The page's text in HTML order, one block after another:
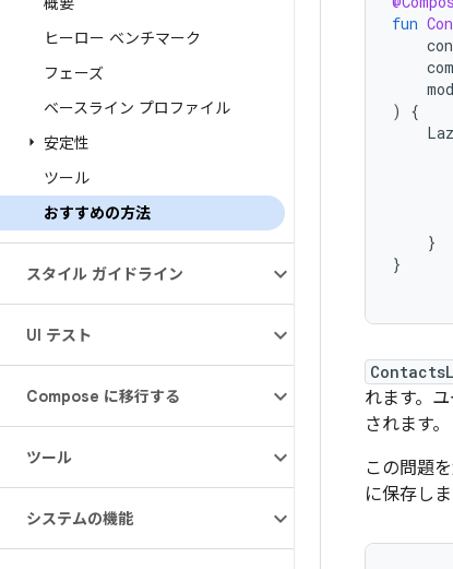
ヒーロー ベンチマーク
フェーズ
ベースライン プロファイル
安定性
ツール
おすすめの方法
スタイル ガイドライン
UI テスト
Compose に移行する
ツール
システムの機能
fun
)
{
}
}
れます。
されます。
この問題
に保存しま